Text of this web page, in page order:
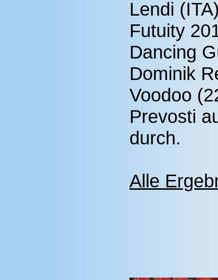
Lendi
Futuity
Dancing
Dominik
Voodoo
Prevosti
durch.
Alle